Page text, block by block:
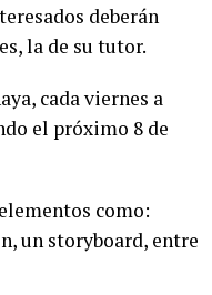
deberán
la de su tutor.
cada viernes a
el próximo 8 de
como:
un storyboard, entre